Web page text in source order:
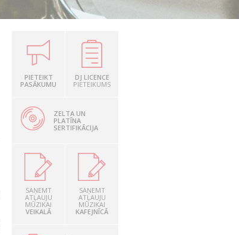
PIETEIKT
PASĀKUMU
DJ LICENCE
PIETEIKUMS
ZELTA UN
PLATĪNA
SERTIFIKĀCIJA
SAŅEMT
ATĻAUJU
MŪZIKAI
VEIKALĀ
SAŅEMT
ATĻAUJU
MŪZIKAI
KAFEJNĪCĀ